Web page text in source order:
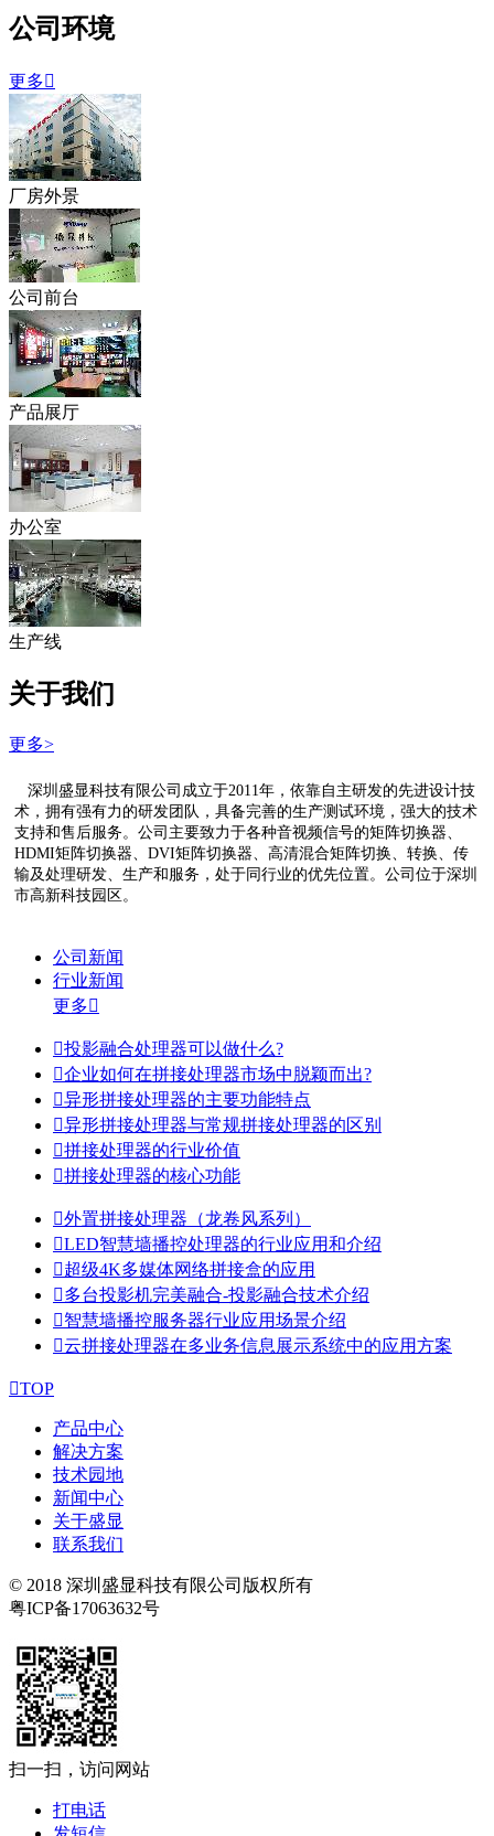
公司环境
更多
厂房外景
公司前台
产品展厅
办公室
生产线
关于我们
更多>
深圳盛显科技有限公司成立于2011年，依靠自主研发的先进设计技
术，拥有强有力的研发团队，具备完善的生产测试环境，强大的技术
支持和售后服务。公司主要致力于各种音视频信号的矩阵切换器、
HDMI矩阵切换器、DVI矩阵切换器、高清混合矩阵切换、转换、传
输及处理研发、生产和服务，处于同行业的优先位置。公司位于深圳
市高新科技园区。
公司新闻
行业新闻
更多
投影融合处理器可以做什么?
企业如何在拼接处理器市场中脱颖而出?
异形拼接处理器的主要功能特点
异形拼接处理器与常规拼接处理器的区别
拼接处理器的行业价值
拼接处理器的核心功能
外置拼接处理器（龙卷风系列）
LED智慧墙播控处理器的行业应用和介绍
超级4K多媒体网络拼接盒的应用
多台投影机完美融合-投影融合技术介绍
智慧墙播控服务器行业应用场景介绍
云拼接处理器在多业务信息展示系统中的应用方案
TOP
产品中心
解决方案
技术园地
新闻中心
关于盛显
联系我们
© 2018 深圳盛显科技有限公司版权所有
粤ICP备17063632号
扫一扫，访问网站
打电话